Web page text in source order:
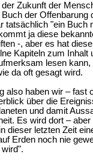
Zukunft der
der Offenbarung
tatsächlich "ein Buch
ja diese
-, aber es hat
Kapiteln zum Inhalt
lesen
da oft gesagt wird.
also haben wir – fast
über die
und damit
Es wird dort – aber
dieser letzten Zeit
Erden noch nie